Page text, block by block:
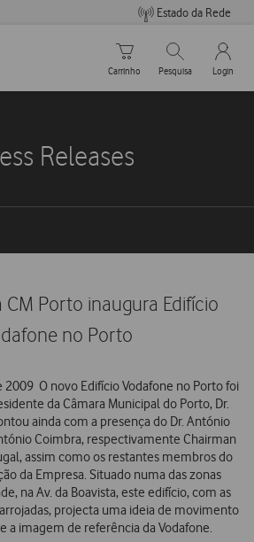
Estado da Rede
Carrinho de compras
Carrinho
Pesquisar
Pesquisa
My
Login
Releases
CM Porto inaugura Edifício
no Porto
 O novo Edifício Vodafone no Porto foi
da Câmara Municipal do Porto, Dr.
ainda com a presença do Dr. António
Coimbra, respectivamente Chairman
assim como os restantes membros do
da Empresa. Situado numa das zonas
na Av. da Boavista, este edifício, com as
projecta uma ideia de movimento
a imagem de referência da Vodafone.